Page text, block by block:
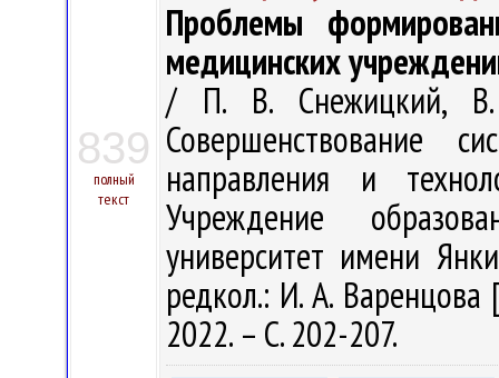
839
полный
текст
Проблемы
медицинских
/ П. В. Снежицкий, В.
Совершенствование
направления и
Учреждение
университет имени
редкол.: И. А.
2022. – С. 202-207.